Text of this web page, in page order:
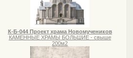
К-Б-044 Проект храма Новомучеников
КАМЕННЫЕ ХРАМЫ БОЛЬШИЕ - свыше
200м2